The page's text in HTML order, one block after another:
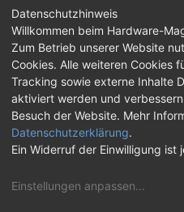
Gaming-Notebook
KI-Fokus
gezielt auch an KI-Entwickler
Modell soll klassische Gaming-
und eine vollwertige Desktop-
Im Inneren arbeitet ein Intel
Kernen und bis zu 5,5 GHz
TGP und 24 GB VRAM. Die
Datenschutzhinweis
Willkommen beim Hardware-
Zum Betrieb unserer Website
Cookies. Alle weiteren Cookies
Tracking sowie externe Inhalte
aktiviert werden und
Besuch der Website. Mehr
Datenschutzerklärung.
Ein Widerruf der Einwilligung ist
Einstellungen anpassen...